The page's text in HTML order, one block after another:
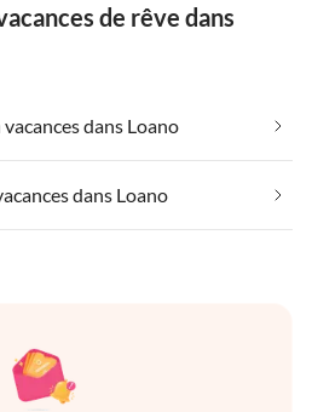
de rêve dans
dans Loano
dans Loano